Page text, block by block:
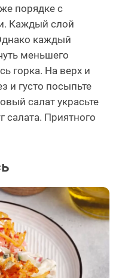
порядке с
Каждый слой
каждый
меньшего
горка. На верх и
и густо посыпьте
салат украсьте
салата. Приятного